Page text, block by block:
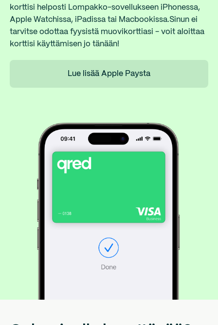
korttisi helposti Lompakko-sovellukseen iPhonessa,
Apple Watchissa, iPadissa tai Macbookissa.Sinun ei
tarvitse odottaa fyysistä muovikorttiasi - voit aloittaa
korttisi käyttämisen jo tänään!
Lue lisää Apple Paysta